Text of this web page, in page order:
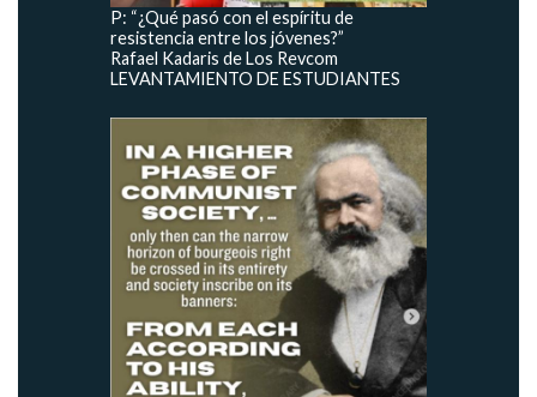
P: “¿Qué pasó con el espíritu de
resistencia entre los jóvenes?”
Rafael Kadaris de Los Revcom
LEVANTAMIENTO DE ESTUDIANTES